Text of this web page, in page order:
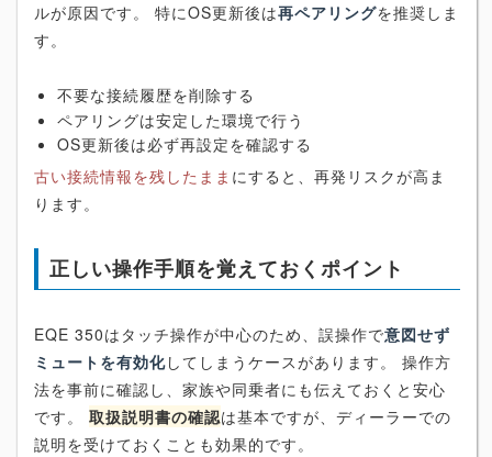
ルが原因です。 特にOS更新後は再ペアリングを推奨しま
す。
不要な接続履歴を削除する
ペアリングは安定した環境で行う
OS更新後は必ず再設定を確認する
古い接続情報を残したまま にすると、再発リスクが高ま
ります。
正しい操作手順を覚えておくポイント
EQE 350はタッチ操作が中心のため、誤操作で意図せず
ミュートを有効化してしまうケースがあります。 操作方
法を事前に確認し、家族や同乗者にも伝えておくと安心
です。 取扱説明書の確認は基本ですが、ディーラーでの
説明を受けておくことも効果的です。